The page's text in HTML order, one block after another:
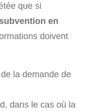
que si
en
doivent
la demande de
dans le cas où la